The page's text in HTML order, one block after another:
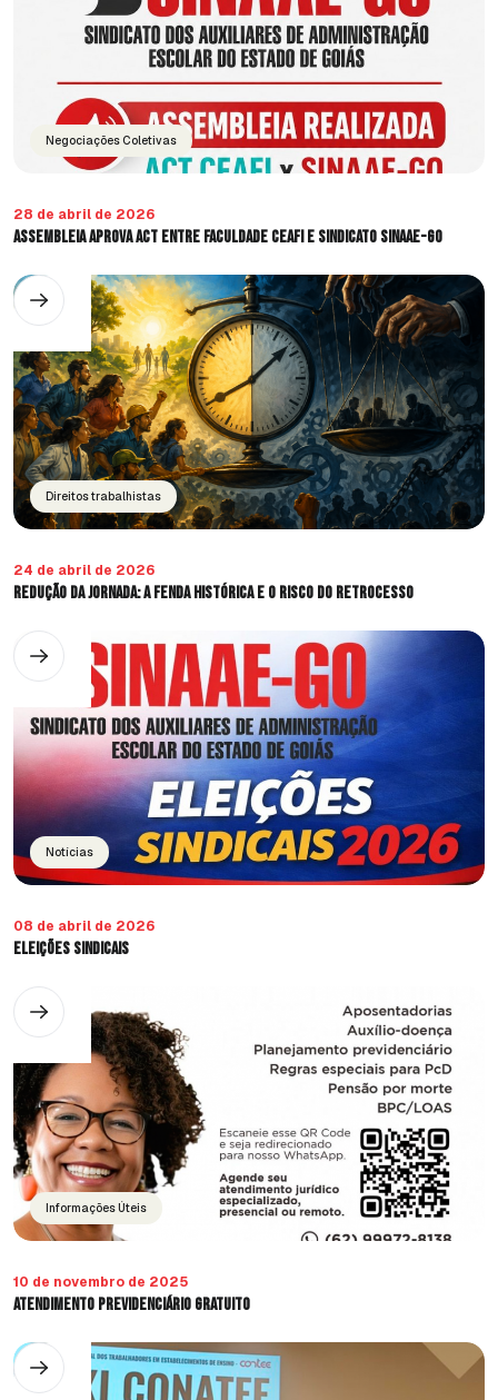
Negociações Coletivas
28 de abril de 2026
Assembleia aprova ACT entre FACULDADE CEAFI e SINDICATO SINAAE-GO
Direitos trabalhistas
24 de abril de 2026
Redução da jornada: a fenda histórica e o risco do retrocesso
Notícias
08 de abril de 2026
ELEIÇÕES SINDICAIS
Informações Úteis
10 de novembro de 2025
Atendimento Previdenciário Gratuito